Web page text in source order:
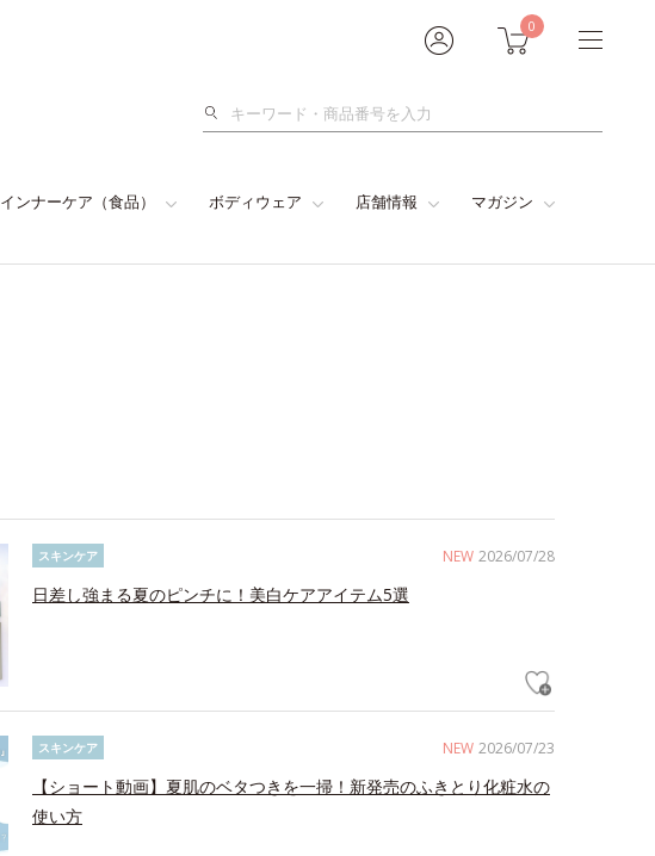
0
検
インナーケア（食品） ボディウェア 店舗情報 マガジン
NEW 2026/07/28
スキンケア
日差し強まる夏のピンチに！美白ケアアイテム5選
NEW 2026/07/23
スキンケア
【ショート動画】夏肌のベタつきを一掃！新発売のふきとり化粧水の
使い方